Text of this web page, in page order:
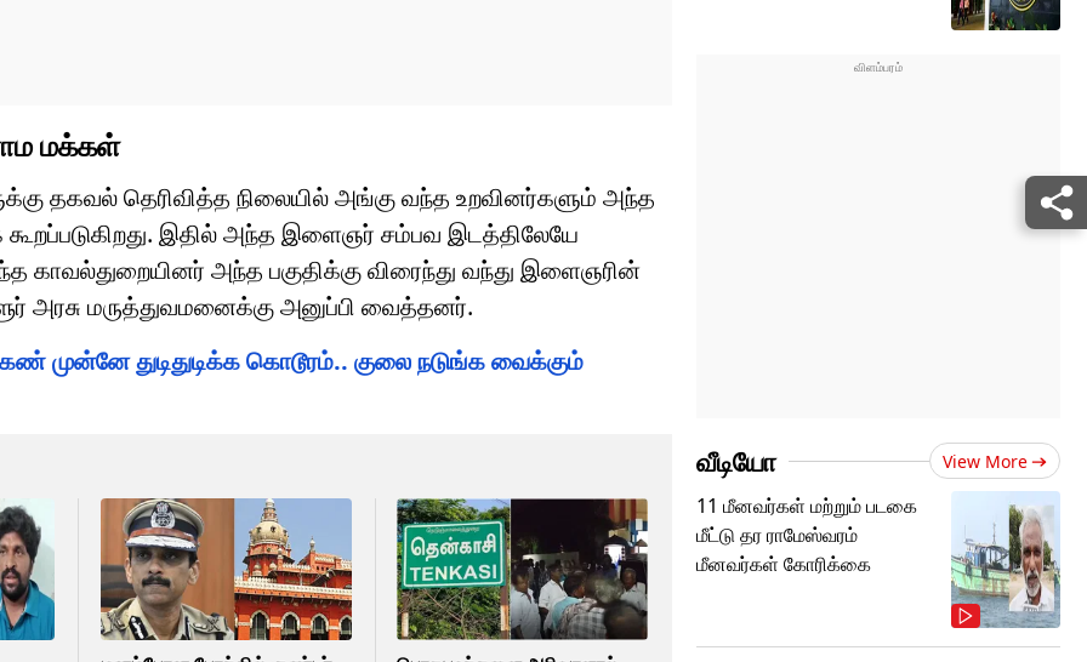
மக்கள்
தகவல் தெரிவித்த நிலையில் அங்கு வந்த உறவினர்களும் அந்த
இதில் அந்த இளைஞர் சம்பவ இடத்திலேயே
காவல்துறையினர் அந்த பகுதிக்கு விரைந்து வந்து இளைஞரின்
அரசு மருத்துவமனைக்கு அனுப்பி வைத்தனர்.
முன்னே துடிதுடிக்க கொடூரம்.. குலை நடுங்க வைக்கும்
வீடியோ View More
11 மீனவர்கள் மற்றும் படகை
மீட்டு தர ராமேஸ்வரம்
மீனவர்கள் கோரிக்கை